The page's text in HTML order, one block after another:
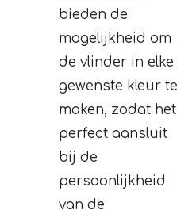
bieden de
mogelijkheid om
de vlinder in elke
gewenste kleur te
maken, zodat het
perfect aansluit
bij de
persoonlijkheid
van de